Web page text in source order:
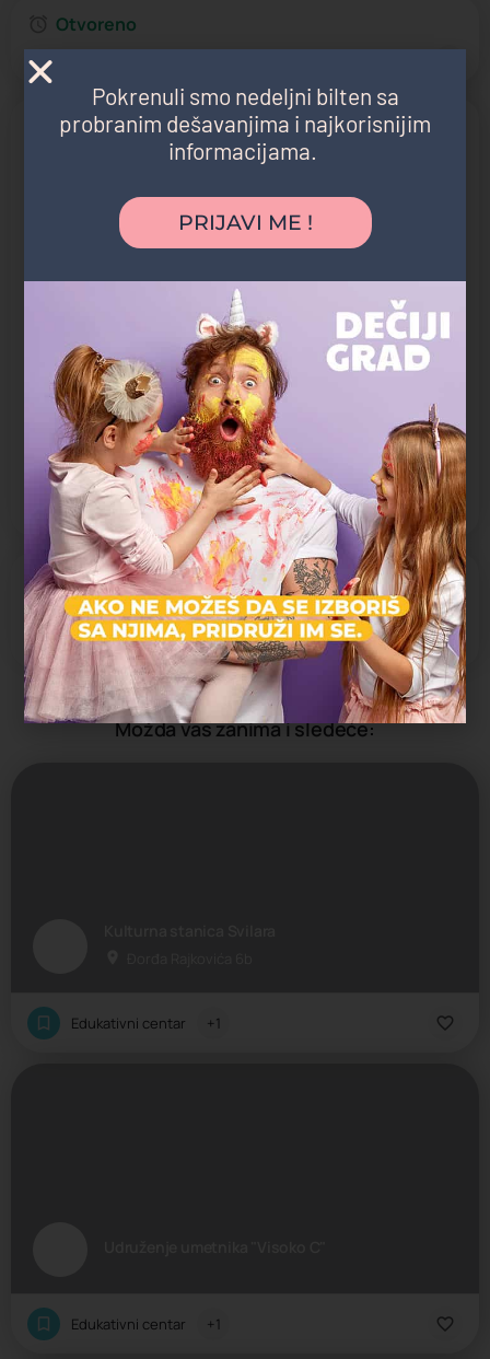
Otvoreno
Radno vreme:
Pronađi nas na mapi
Pronađite putanju
Social Networks
Facebook
Možda vas zanima i sledeće:
Edukativni centar +1
Edukativni centar +1
Pokrenuli smo nedeljni bilten sa
probranim dešavanjima i najkorisnijim
informacijama.
PRIJAVI ME !